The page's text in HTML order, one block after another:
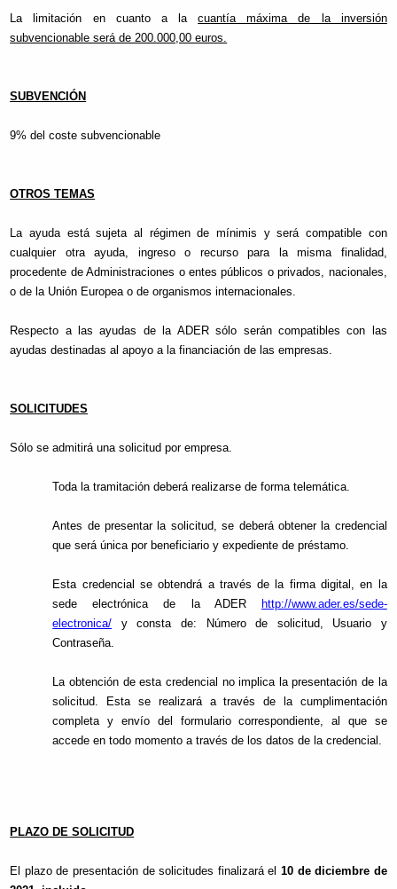
La limitación en cuanto a lacuantía máxima de la inversión
subvencionable será de 200.000,00 euros.
SUBVENCIÓN
9% del coste subvencionable
OTROS TEMAS
La ayuda está sujeta al régimen de mínimis y será compatible con
cualquier otra ayuda, ingreso o recurso para la misma finalidad,
procedente de Administraciones o entes públicos o privados, nacionales,
o de la Unión Europea o de organismos internacionales.
Respecto a las ayudas de la ADER sólo serán compatibles con las
ayudas destinadas al apoyo a la financiación de las empresas.
SOLICITUDES
Sólo se admitirá una solicitud por empresa.
Toda la tramitación deberá realizarse de forma telemática.
Antes de presentar la solicitud, se deberá obtener la credencial
que será única por beneficiario y expediente de préstamo.
Esta credencial se obtendrá a través de la firma digital, en la
sede electrónica de la ADER http://www.ader.es/sede-
electronica/ y consta de: Número de solicitud, Usuario y
Contraseña.
La obtención de esta credencial no implica la presentación de la
solicitud. Esta se realizará a través de la cumplimentación
completa y envío del formulario correspondiente, al que se
accede en todo momento a través de los datos de la credencial.
PLAZO DE SOLICITUD
El plazo de presentación de solicitudes finalizará el10 de diciembre de